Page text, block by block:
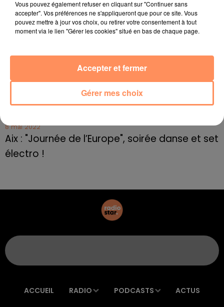
10 mai 2022
Cassis organise sa traditionnelle "Fête du vin"
Marseille : appel à témoins pour retrouver
8 mai 2022
Le rappeur marseillais Soprano invité de
8 mai 2022
Aix : "Journée de l’Europe", soirée danse et set
électro !
ACCUEIL RADIO PODCASTS ACTUS
Vous pouvez également refuser en cliquant sur "Continuer sans
accepter". Vos préférences ne s'appliqueront que pour ce site. Vous
pouvez mettre à jour vos choix, ou retirer votre consentement à tout
moment via le lien "Gérer les cookies" situé en bas de chaque page.
Gérer mes choix
Accepter et fermer